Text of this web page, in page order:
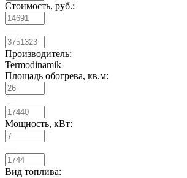
Стоимость, руб.:
—
Производитель:
Termodinamik
Площадь обогрева, кв.м:
—
Мощность, кВт:
—
Вид топлива: